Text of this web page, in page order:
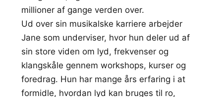
millioner af gange verden over.
Ud over sin musikalske karriere arbejder
Jane som underviser, hvor hun deler ud af
sin store viden om lyd, frekvenser og
klangskåle gennem workshops, kurser og
foredrag. Hun har mange års erfaring i at
formidle, hvordan lyd kan bruges til ro,